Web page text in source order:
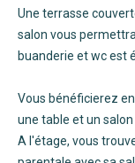
Une terrasse
salon vous
buanderie et wc est
Vous bénéficierez
une table et un salon
A l'étage, vous